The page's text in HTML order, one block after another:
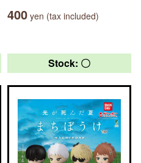
400 yen (tax included)
Stock: 〇